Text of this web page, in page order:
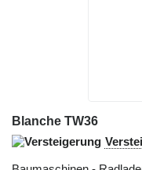
Blanche TW36